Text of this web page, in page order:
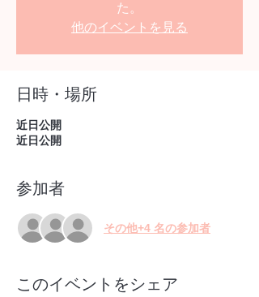
た。
他のイベントを見る
日時・場所
近日公開
近日公開
参加者
その他+4 名の参加者
このイベントをシェア